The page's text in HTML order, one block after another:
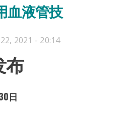
血液管技
2021 - 20:14
布
日